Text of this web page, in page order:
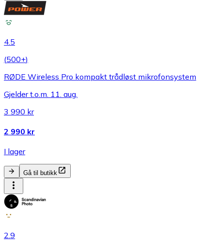
4.5
(500+)
RØDE Wireless Pro kompakt trådløst mikrofonsystem
Gjelder t.o.m. 11. aug.
3 990 kr
2 990 kr
I lager
Gå til butikk
2.9